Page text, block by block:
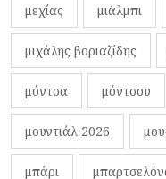
μεχίας μιάλμπι
μιχάλης βοριαζίδης
μόντσα μόντσου
μουντιάλ 2026
μπάρι